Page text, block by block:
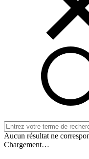
Aucun résultat ne
Chargement…